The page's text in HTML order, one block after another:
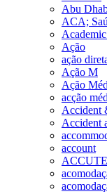
Abu
ACA;
Ação
ação
Ação M
Ação
acção
Accident
Accident
account
ACCUTE